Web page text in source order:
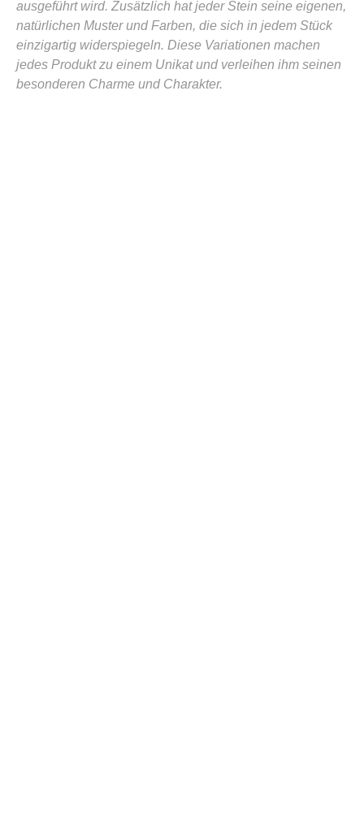
ausgeführt wird. Zusätzlich hat jeder Stein seine eigenen,
natürlichen Muster und Farben, die sich in jedem Stück
einzigartig widerspiegeln. Diese Variationen machen
jedes Produkt zu einem Unikat und verleihen ihm seinen
besonderen Charme und Charakter.